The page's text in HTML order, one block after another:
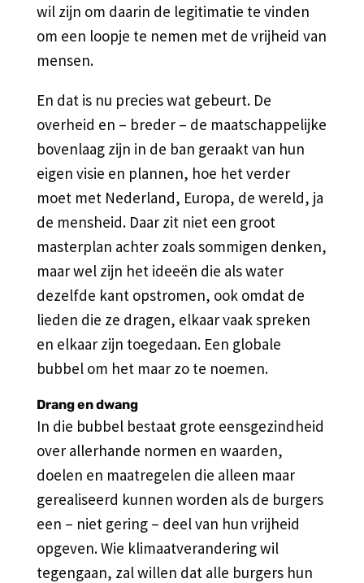
wil zijn om daarin de legitimatie te vinden
om een loopje te nemen met de vrijheid van
mensen.
En dat is nu precies wat gebeurt. De
overheid en – breder – de maatschappelijke
bovenlaag zijn in de ban geraakt van hun
eigen visie en plannen, hoe het verder
moet met Nederland, Europa, de wereld, ja
de mensheid. Daar zit niet een groot
masterplan achter zoals sommigen denken,
maar wel zijn het ideeën die als water
dezelfde kant opstromen, ook omdat de
lieden die ze dragen, elkaar vaak spreken
en elkaar zijn toegedaan. Een globale
bubbel om het maar zo te noemen.
Drang en dwang
In die bubbel bestaat grote eensgezindheid
over allerhande normen en waarden,
doelen en maatregelen die alleen maar
gerealiseerd kunnen worden als de burgers
een – niet gering – deel van hun vrijheid
opgeven. Wie klimaatverandering wil
tegengaan, zal willen dat alle burgers hun